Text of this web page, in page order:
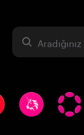
Varlık